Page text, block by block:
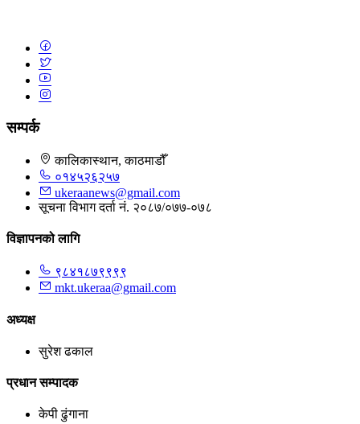
सम्पर्क
कालिकास्थान, काठमाडौँ
०१४५२६२५७
ukeraanews@gmail.com
सूचना विभाग दर्ता नं. २०८७/०७७-०७८
विज्ञापनको लागि
९८४१८७९९९९
mkt.ukeraa@gmail.com
अध्यक्ष
सुरेश ढकाल
प्रधान सम्पादक
केपी ढुंगाना